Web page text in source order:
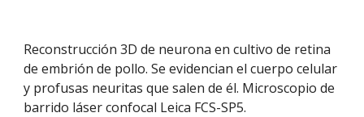
Reconstrucción 3D de neurona en cultivo de retina
de embrión de pollo. Se evidencian el cuerpo celular
y profusas neuritas que salen de él. Microscopio de
barrido láser confocal Leica FCS-SP5.